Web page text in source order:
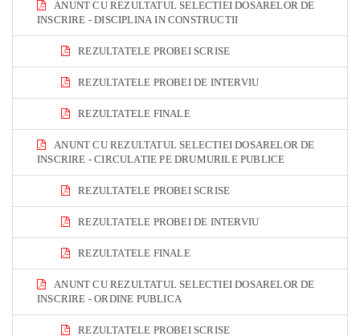
ANUNT CU REZULTATUL SELECTIEI DOSARELOR DE
INSCRIRE - DISCIPLINA IN CONSTRUCTII
REZULTATELE PROBEI SCRISE
REZULTATELE PROBEI DE INTERVIU
REZULTATELE FINALE
ANUNT CU REZULTATUL SELECTIEI DOSARELOR DE
INSCRIRE - CIRCULATIE PE DRUMURILE PUBLICE
REZULTATELE PROBEI SCRISE
REZULTATELE PROBEI DE INTERVIU
REZULTATELE FINALE
ANUNT CU REZULTATUL SELECTIEI DOSARELOR DE
INSCRIRE - ORDINE PUBLICA
REZULTATELE PROBEI SCRISE